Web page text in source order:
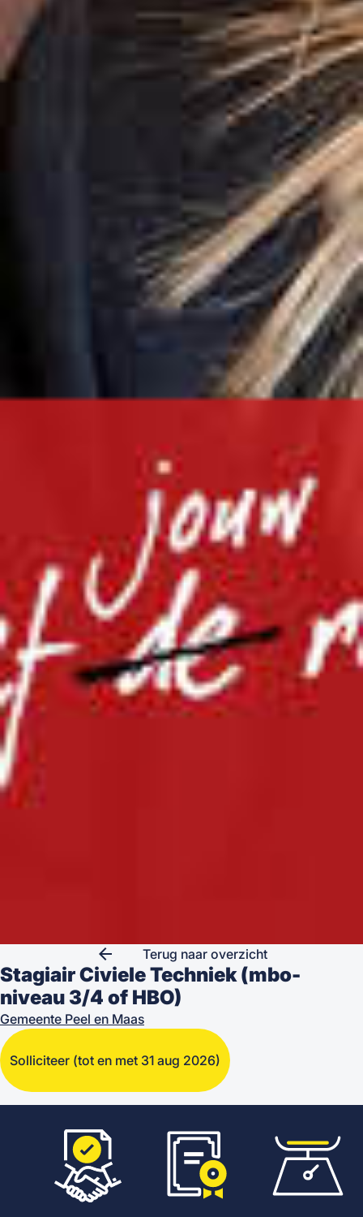
arrow_back Terug naar overzicht
Stagiair Civiele Techniek (mbo-
niveau 3/4 of HBO)
Gemeente Peel en Maas
Solliciteer (tot en met 31 aug 2026)